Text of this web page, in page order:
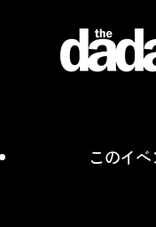
websiteこのイベ